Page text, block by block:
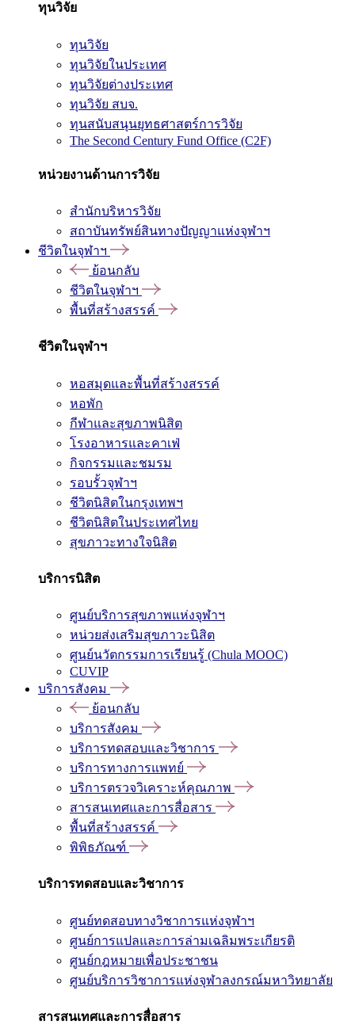
ทุนวิจัย
ทุนวิจัย
ทุนวิจัยในประเทศ
ทุนวิจัยต่างประเทศ
ทุนวิจัย สบจ.
ทุนสนับสนุนยุทธศาสตร์การวิจัย
The Second Century Fund Office (C2F)
หน่วยงานด้านการวิจัย
สำนักบริหารวิจัย
สถาบันทรัพย์สินทางปัญญาแห่งจุฬาฯ
ชีวิตในจุฬาฯ
ย้อนกลับ
ชีวิตในจุฬาฯ
พื้นที่สร้างสรรค์
ชีวิตในจุฬาฯ
หอสมุดและพื้นที่สร้างสรรค์
หอพัก
กีฬาและสุขภาพนิสิต
โรงอาหารและคาเฟ่
กิจกรรมและชมรม
รอบรั้วจุฬาฯ
ชีวิตนิสิตในกรุงเทพฯ
ชีวิตนิสิตในประเทศไทย
สุขภาวะทางใจนิสิต
บริการนิสิต
ศูนย์บริการสุขภาพแห่งจุฬาฯ
หน่วยส่งเสริมสุขภาวะนิสิต
ศูนย์นวัตกรรมการเรียนรู้ (Chula MOOC)
CUVIP
บริการสังคม
ย้อนกลับ
บริการสังคม
บริการทดสอบและวิชาการ
บริการทางการแพทย์
บริการตรวจวิเคราะห์คุณภาพ
สารสนเทศและการสื่อสาร
พื้นที่สร้างสรรค์
พิพิธภัณฑ์
บริการทดสอบและวิชาการ
ศูนย์ทดสอบทางวิชาการแห่งจุฬาฯ
ศูนย์การแปลและการล่ามเฉลิมพระเกียรติ
ศูนย์กฎหมายเพื่อประชาชน
ศูนย์บริการวิชาการแห่งจุฬาลงกรณ์มหาวิทยาลัย
สารสนเทศและการสื่อสาร